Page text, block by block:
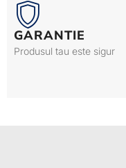
GARANTIE
Produsul tau este sigur